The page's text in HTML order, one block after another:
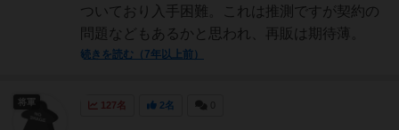
ついており入手困難。これは推測ですが契約の
問題などもあるかと思われ、再販は期待薄。
続きを読む（7年以上前）
127名 2名
将軍